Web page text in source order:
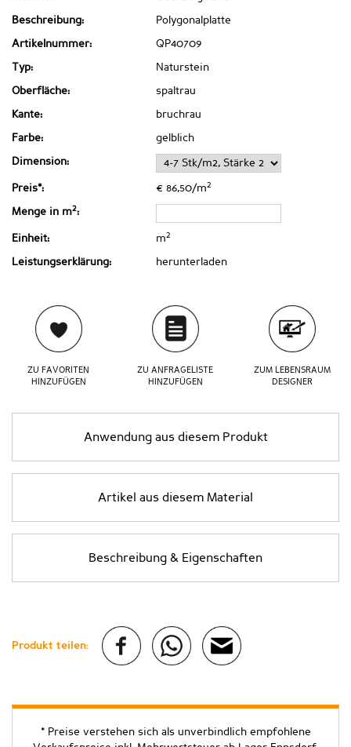
Beschreibung: Polygonalplatte
Artikelnummer: QP40709
Typ: Naturstein
Oberfläche: spaltrau
Kante: bruchrau
Farbe: gelblich
Dimension:
Preis*: € 86,50/m2
Menge in m2:
Einheit: m2
Leistungserklärung: herunterladen
ZU FAVORITEN
HINZUFÜGEN
ZU ANFRAGELISTE
HINZUFÜGEN
ZUM LEBENSRAUM
DESIGNER
Anwendung aus diesem Produkt
Artikel aus diesem Material
Beschreibung & Eigenschaften
Produkt teilen:
* Preise verstehen sich als unverbindlich empfohlene